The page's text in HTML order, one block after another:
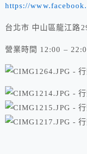
https://
台北市 中山區龍江路
營業時間 12:00 –